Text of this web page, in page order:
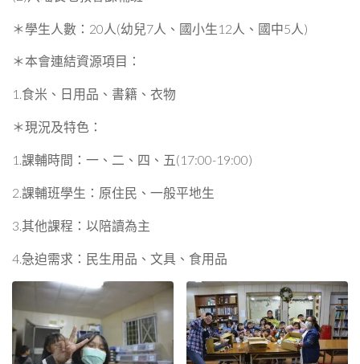
＊學生人數：20人(幼兒7人、國小生12人、國中5人)
＊本會連結資源項目：
1.食米、日用品、書籍、衣物
＊現況及特色：
1.課輔時間：一、二、四、五(17:00-19:00)
2.課輔班學生：原住民、一般平地生
3.其他課程：以陪讀為主
4.急迫需求：民生用品、文具、食用品